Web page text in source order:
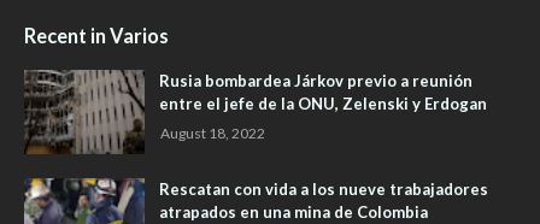
Recent in Varios
Rusia bombardea Járkov previo a reunión
entre el jefe de la ONU, Zelenski y Erdogan
August 18, 2022
Rescatan con vida a los nueve trabajadores
atrapados en una mina de Colombia